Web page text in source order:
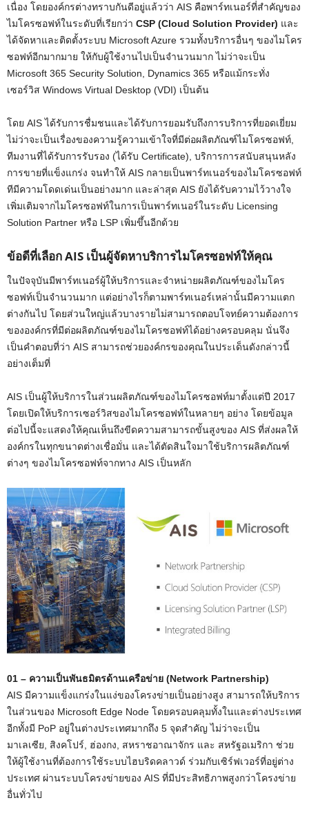
เนื่อง โดยองค์กรต่างทราบกันดีอยู่แล้วว่า AIS คือพาร์ทเนอร์ที่สำคัญของ
ไมโครซอฟท์ในระดับที่เรียกว่า CSP (Cloud Solution Provider) และ
ได้จัดหาและติดตั้งระบบ Microsoft Azure รวมทั้งบริการอื่นๆ ของไมโคร
ซอฟท์อีกมากมาย ให้กับผู้ใช้งานไปเป็นจำนวนมาก ไม่ว่าจะเป็น
Microsoft 365 Security Solution, Dynamics 365 หรือแม้กระทั่ง
เซอร์วิส Windows Virtual Desktop (VDI) เป็นต้น
โดย AIS ได้รับการชื่มชนและได้รับการยอมรับถึงการบริการที่ยอดเยี่ยม
ไม่ว่าจะเป็นเรื่องของความรู้ความเข้าใจที่มีต่อผลิตภัณฑ์ไมโครซอฟท์,
ทีมงานที่ได้รับการรับรอง (ได้รับ Certificate), บริการการสนับสนุนหลัง
การขายที่แข็งแกร่ง จนทำให้ AIS กลายเป็นพาร์ทเนอร์ของไมโครซอฟท์
ทีมีความโดดเด่นเป็นอย่างมาก และล่าสุด AIS ยังได้รับความไว้วางใจ
เพิ่มเติมจากไมโครซอฟท์ในการเป็นพาร์ทเนอร์ในระดับ Licensing
Solution Partner หรือ LSP เพิ่มขึ้นอีกด้วย
ข้อดีที่เลือก AIS เป็นผู้จัดหาบริการไมโครซอฟท์ให้คุณ
ในปัจจุบันมีพาร์ทเนอร์ผู้ให้บริการและจำหน่ายผลิตภัณฑ์ของไมโคร
ซอฟท์เป็นจำนวนมาก แต่อย่างไรก็ตามพาร์ทเนอร์เหล่านั้นมีความแตก
ต่างกันไป โดยส่วนใหญ่แล้วบางรายไม่สามารถตอบโจทย์ความต้องการ
ขององค์กรที่มีต่อผลิตภัณฑ์ของไมโครซอฟท์ได้อย่างครอบคลุม นั่นจึง
เป็นคำตอบที่ว่า AIS สามารถช่วยองค์กรของคุณในประเด็นดังกล่าวนี้
อย่างเต็มที่
AIS เป็นผู้ให้บริการในส่วนผลิตภัณฑ์ของไมโครซอฟท์มาตั้งแต่ปี 2017
โดยเปิดให้บริการเซอร์วิสของไมโครซอฟท์ในหลายๆ อย่าง โดยข้อมูล
ต่อไปนี้จะแสดงให้คุณเห็นถึงขีดความสามารถขั้นสูงของ AIS ที่ส่งผลให้
องค์กรในทุกขนาดต่างเชื่อมั่น และได้ตัดสินใจมาใช้บริการผลิตภัณฑ์
ต่างๆ ของไมโครซอฟท์จากทาง AIS เป็นหลัก
01 – ความเป็นพันธมิตรด้านเครือข่าย (Network Partnership)
AIS มีความแข็งแกร่งในแง่ของโครงข่ายเป็นอย่างสูง สามารถให้บริการ
ในส่วนของ Microsoft Edge Node โดยครอบคลุมทั้งในและต่างประเทศ
อีกทั้งมี PoP อยู่ในต่างประเทศมากถึง 5 จุดสำคัญ ไม่ว่าจะเป็น
มาเลเซีย, สิงคโปร์, ฮ่องกง, สหราชอาณาจักร และ สหรัฐอเมริกา ช่วย
ให้ผู้ใช้งานที่ต้องการใช้ระบบไฮบริดคลาวด์ ร่วมกับเซิร์ฟเวอร์ที่อยู่ต่าง
ประเทศ ผ่านระบบโครงข่ายของ AIS ที่มีประสิทธิภาพสูงกว่าโครงข่าย
อื่นทั่วไป